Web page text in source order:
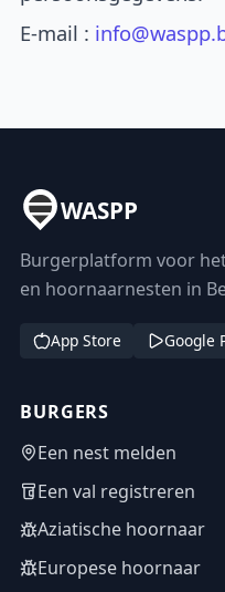
E-mail :
WASPP
Burgerplatform voor
en hoornaarnesten in
App Store Google
BURGERS
Een nest melden
Een val registreren
Aziatische hoornaar
Europese hoornaar